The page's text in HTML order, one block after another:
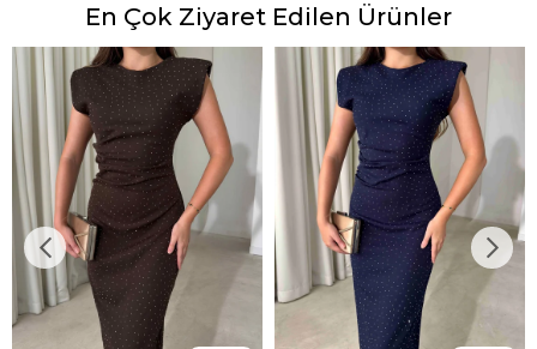
En Çok Ziyaret Edilen Ürünler